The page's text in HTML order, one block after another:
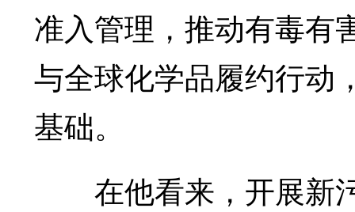
准入管理，推动有毒有
与全球化学品履约行动
基础。
在他看来，开展新